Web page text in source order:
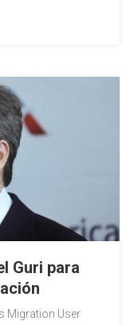
Guri para
Migration User